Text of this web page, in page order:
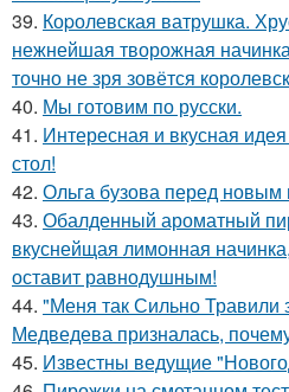
39. Коpолевская ватрушка.
нежнейшая творожная
точно не зря зовётся
40. Мы готовим по русски.
41. Интересная и вкусная
стол!
42. Ольга бузова перед новым
43. Обалденный ароматный
вкуснейщая лимонная
оставит равнодушным!
44. "Меня так Сильно Травили
Медведева призналась,
45. Известны ведущие